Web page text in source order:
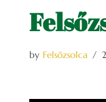
by Felsőzsolca